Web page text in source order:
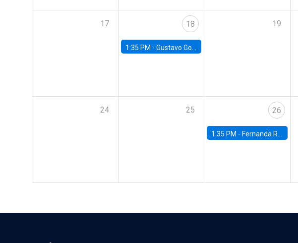
17 18
1:35 PM - Gustavo González, Banco Central de Chile
19
24 25 26
1:35 PM - Fernanda Rojas Ampuero, University of Wisconsin-Madison